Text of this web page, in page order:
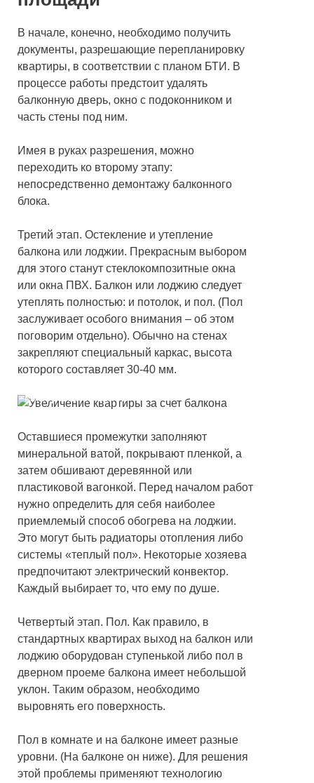
В начале, конечно, необходимо получить
документы, разрешающие перепланировку
квартиры, в соответствии с планом БТИ. В
процессе работы предстоит удалять
балконную дверь, окно с подоконником и
часть стены под ним.
Имея в руках разрешения, можно
переходить ко второму этапу:
непосредственно демонтажу балконного
блока.
Третий этап. Остекление и утепление
балкона или лоджии. Прекрасным выбором
для этого станут стеклокомпозитные окна
или окна ПВХ. Балкон или лоджию следует
утеплять полностью: и потолок, и пол. (Пол
заслуживает особого внимания – об этом
поговорим отдельно). Обычно на стенах
закрепляют специальный каркас, высота
которого составляет 30-40 мм.
минеральной ватой
Оставшиеся промежутки заполняют
минеральной ватой, покрывают пленкой, а
затем обшивают деревянной или
пластиковой вагонкой. Перед началом работ
нужно определить для себя наиболее
приемлемый способ обогрева на лоджии.
Это могут быть радиаторы отопления либо
системы «теплый пол». Некоторые хозяева
предпочитают электрический конвектор.
Каждый выбирает то, что ему по душе.
Четвертый этап. Пол. Как правило, в
стандартных квартирах выход на балкон или
лоджию оборудован ступенькой либо пол в
дверном проеме балкона имеет небольшой
уклон. Таким образом, необходимо
выровнять его поверхность.
Пол в комнате и на балконе имеет разные
уровни. (На балконе он ниже). Для решения
этой проблемы применяют технологию